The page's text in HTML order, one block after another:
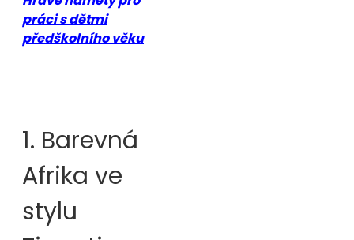
práci s dětmi
předškolního věku
1. Barevná
Afrika ve
stylu